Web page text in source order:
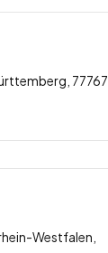
77767,
Westfalen,